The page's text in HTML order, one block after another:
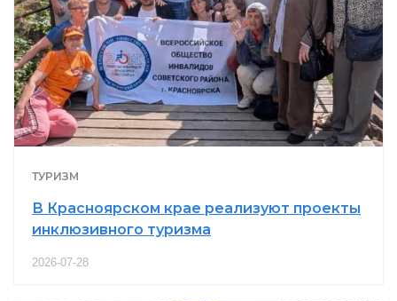
ТУРИЗМ
В Красноярском крае реализуют проекты
инклюзивного туризма
2026-07-28